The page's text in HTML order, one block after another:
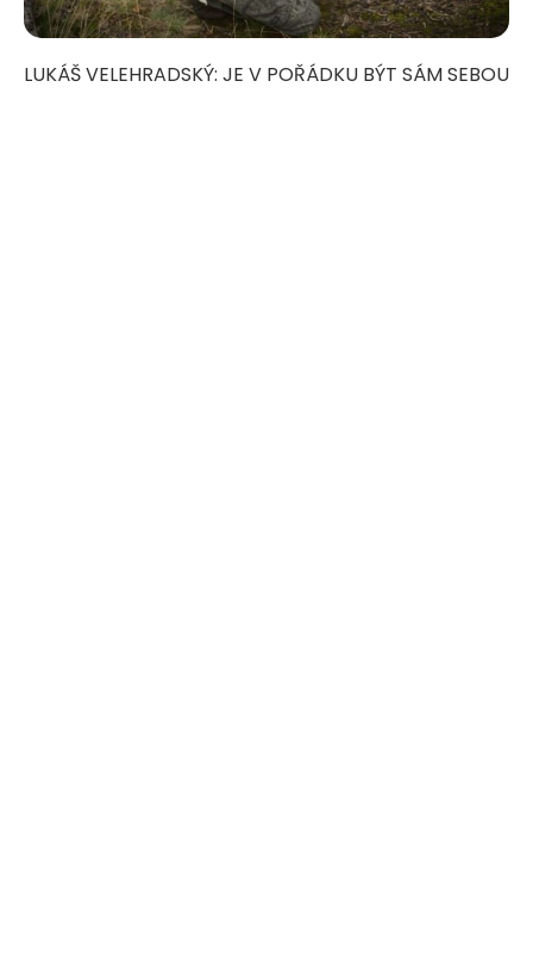
LUKÁŠ VELEHRADSKÝ: JE V POŘÁDKU BÝT SÁM SEBOU